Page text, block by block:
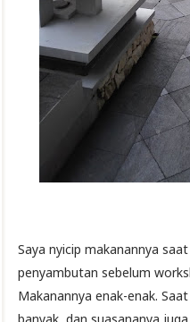
Saya nyicip makanannya
penyambutan sebelum
Makanannya enak-enak.